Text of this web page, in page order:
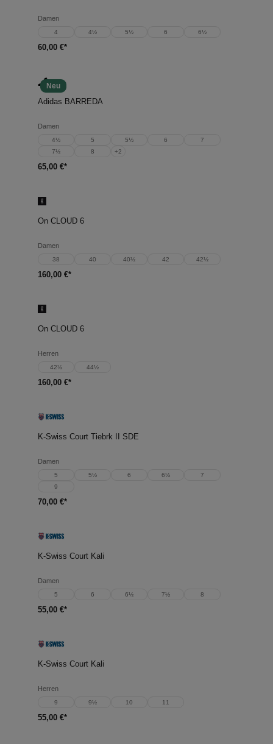
Damen
4 4½ 5½ 6 6½
60,00 €*
Neu
Adidas BARREDA
Damen
4½ 5 5½ 6
7
7½
8 +2
65,00 €*
On CLOUD 6
Damen
38 40 40½ 42 42½
160,00 €*
On CLOUD 6
Herren
42½ 44½
160,00 €*
K-Swiss Court Tiebrk II SDE
Damen
5 5½ 6 6½
7
9
70,00 €*
K-Swiss Court Kali
Damen
5 6 6½ 7½ 8
55,00 €*
K-Swiss Court Kali
Herren
9 9½ 10 11
55,00 €*